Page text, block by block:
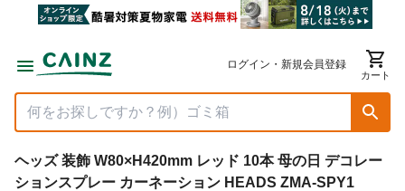
ログイン・新規会員登録
カート
ヘッズ 装飾 W80×H420mm レッド 10本 母の日 デコレー
ションスプレー カーネーション HEADS ZMA-SPY1